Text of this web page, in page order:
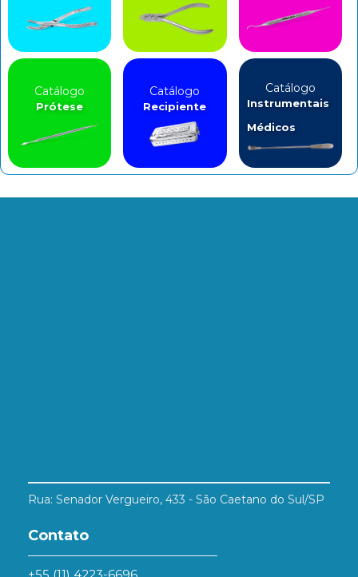
Catálogo
Prótese
Catálogo
Recipiente
Catálogo
Instrumentais
Médicos
Rua: Senador Vergueiro, 433 - São Caetano do Sul/SP
Contato